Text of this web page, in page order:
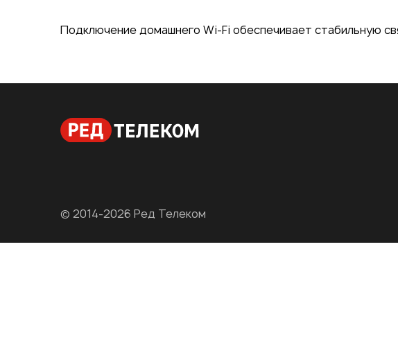
Подключение домашнего Wi-Fi обеспечивает стабильную
© 2014-2026 Ред Телеком